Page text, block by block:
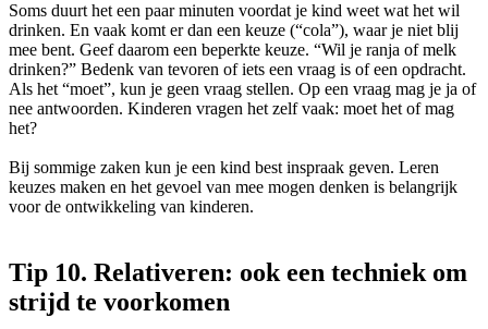
Soms duurt het een paar minuten voordat je kind weet wat het wil
drinken. En vaak komt er dan een keuze (“cola”), waar je niet blij
mee bent. Geef daarom een beperkte keuze. “Wil je ranja of melk
drinken?” Bedenk van tevoren of iets een vraag is of een opdracht.
Als het “moet”, kun je geen vraag stellen. Op een vraag mag je ja of
nee antwoorden. Kinderen vragen het zelf vaak: moet het of mag
het?
Bij sommige zaken kun je een kind best inspraak geven. Leren
keuzes maken en het gevoel van mee mogen denken is belangrijk
voor de ontwikkeling van kinderen.
Tip 10. Relativeren: ook een techniek om
strijd te voorkomen